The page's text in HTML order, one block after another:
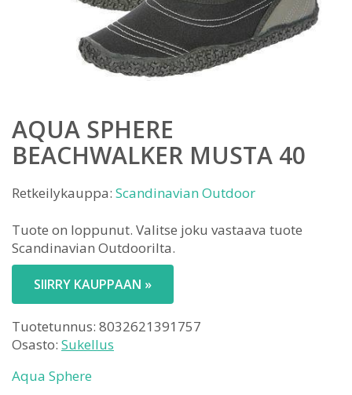
AQUA SPHERE
BEACHWALKER MUSTA 40
Retkeilykauppa: Scandinavian Outdoor
Tuote on loppunut. Valitse joku vastaava tuote
Scandinavian Outdoorilta.
SIIRRY KAUPPAAN »
Tuotetunnus: 8032621391757
Osasto: Sukellus
Aqua Sphere